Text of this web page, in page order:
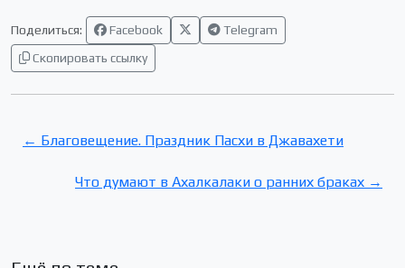
Поделиться: Facebook
Telegram
Скопировать ссылку
← Благовещение. Праздник Пасхи в Джавахети
Что думают в Ахалкалаки о ранних браках →